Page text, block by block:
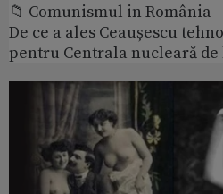
📁 Comunismul in România
De ce a ales Ceaușescu
pentru Centrala nucleară de